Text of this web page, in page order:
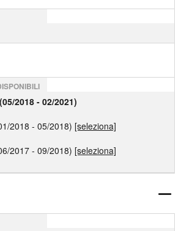
2018 - 02/2021)
2018 - 05/2018) [seleziona]
2017 - 09/2018) [seleziona]